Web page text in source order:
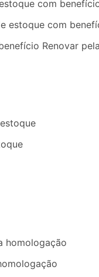
com
estoque com
Renovar
homologação